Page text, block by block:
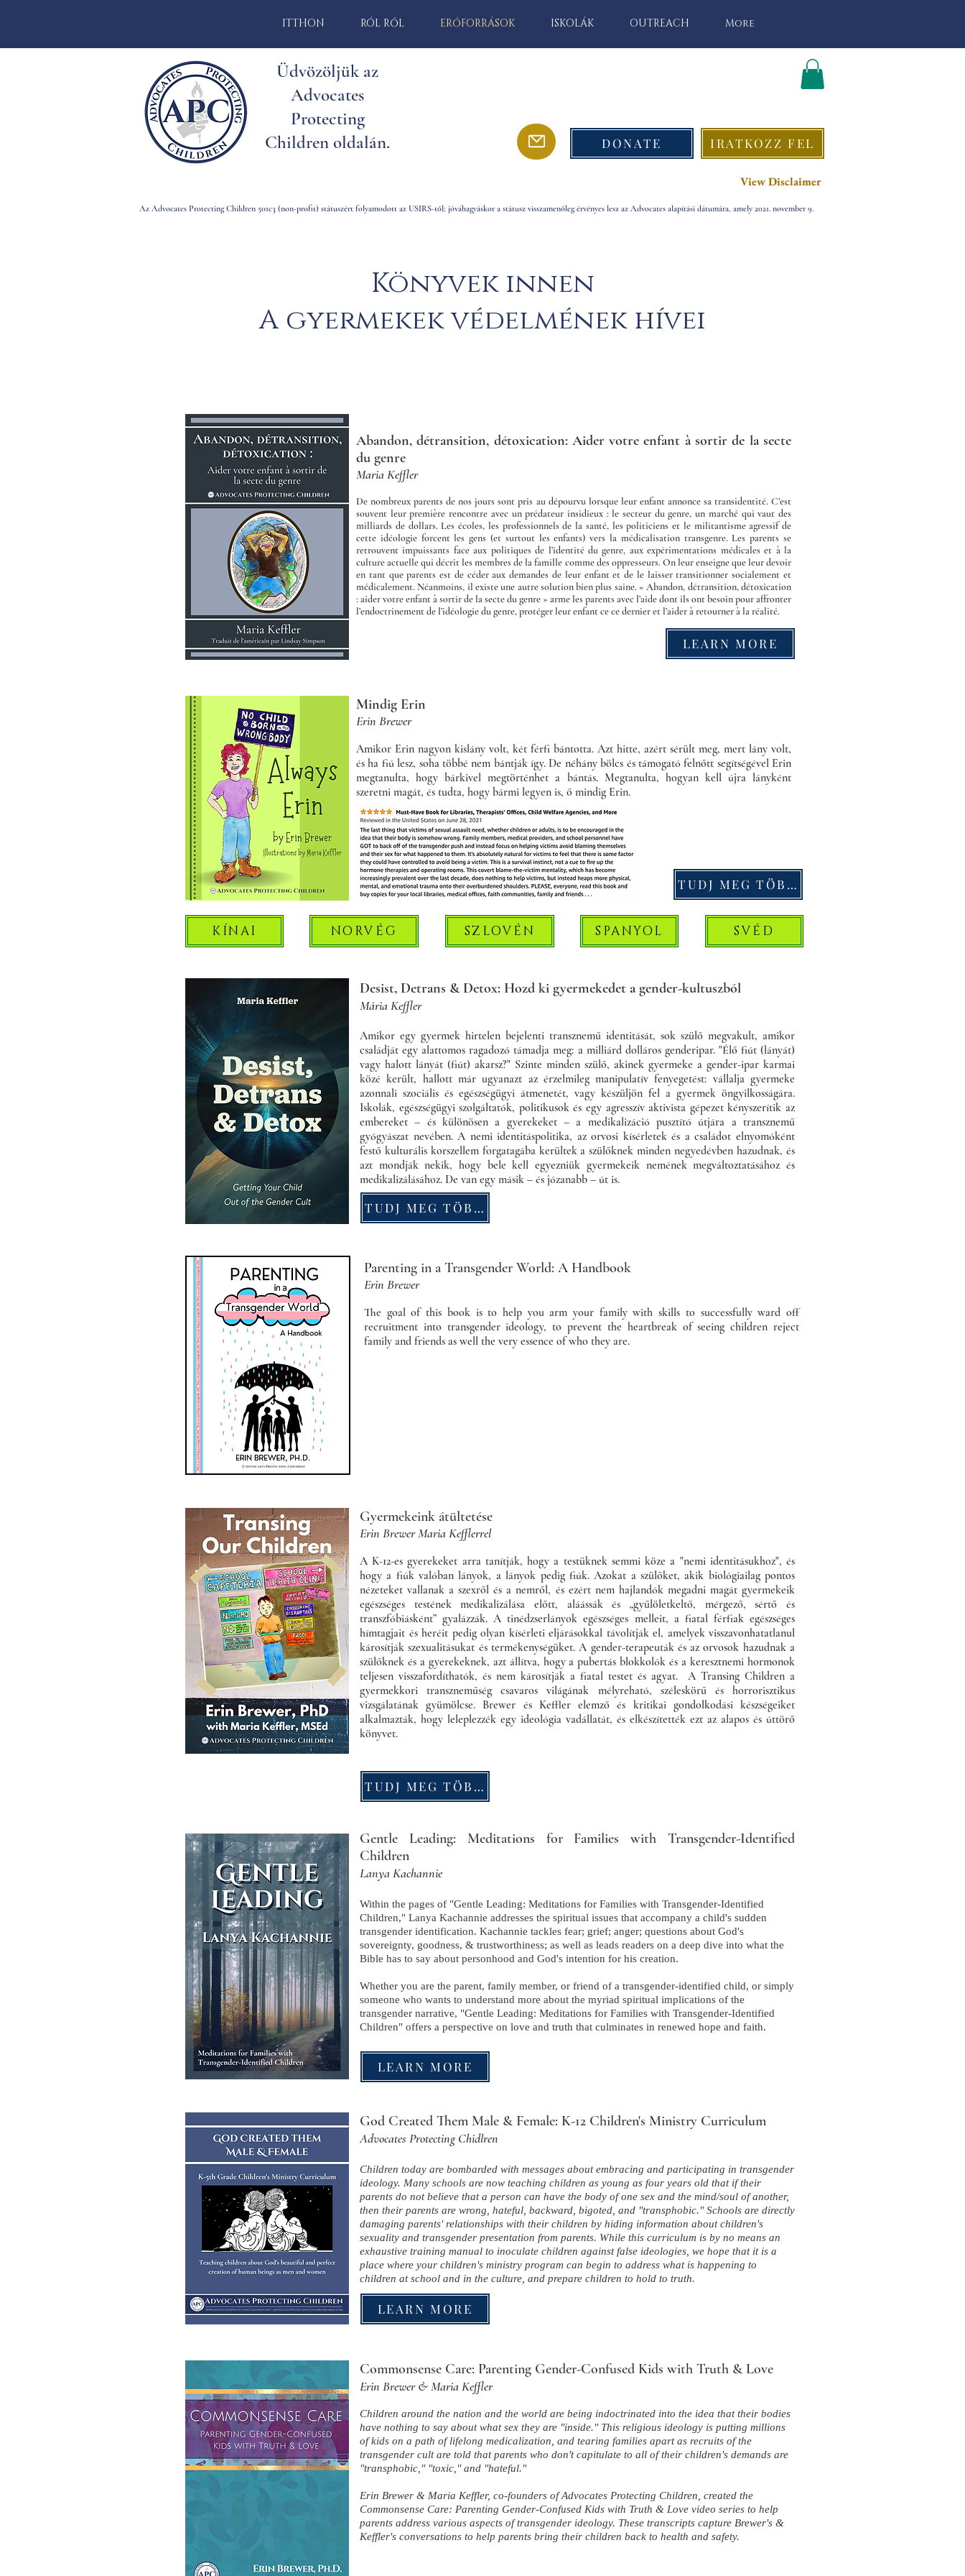
ITTHON RÓL RŐL ERŐFORRÁSOK ISKOLÁK OUTREACH More
Üdvözöljük az
Advocates
Protecting
Children oldalán.
DONATE IRATKOZZ FEL
View Disclaimer
Az Advocates Protecting Children 501c3 (non-profit) státuszért folyamodott az USIRS-től; jóváhagyáskor a státusz visszamenőleg érvényes lesz az Advocates alapítási dátumára, amely 2021. november 9.
Könyvek innen
A gyermekek védelmének hívei
Abandon, détransition, détoxication: Aider votre enfant à sortir de la secte
du genre
Maria Keffler
De nombreux parents de nos jours sont pris au dépourvu lorsque leur enfant annonce sa transidentité. C’est
souvent leur première rencontre avec un prédateur insidieux : le secteur du genre, un marché qui vaut des
milliards de dollars. Les écoles, les professionnels de la santé, les politiciens et le militantisme agressif de
cette idéologie forcent les gens (et surtout les enfants) vers la médicalisation transgenre. Les parents se
retrouvent impuissants face aux politiques de l’identité du genre, aux expérimentations médicales et à la
culture actuelle qui décrit les membres de la famille comme des oppresseurs. On leur enseigne que leur devoir
en tant que parents est de céder aux demandes de leur enfant et de le laisser transitionner socialement et
médicalement. Néanmoins, il existe une autre solution bien plus saine. « Abandon, détransition, détoxication
: aider votre enfant à sortir de la secte du genre » arme les parents avec l’aide dont ils ont besoin pour affronter
l’endoctrinement de l’idéologie du genre, protéger leur enfant ce ce dernier et l’aider à retourner à la réalité.
LEARN MORE
TUDJ MEG TÖBBET
Mindig Erin
Erin Brewer
Amikor Erin nagyon kislány volt, két férfi bántotta. Azt hitte, azért sérült meg, mert lány volt,
és ha fiú lesz, soha többé nem bántják így. De néhány bölcs és támogató felnőtt segítségével Erin
megtanulta, hogy bárkivel megtörténhet a bántás. Megtanulta, hogyan kell újra lányként
szeretni magát, és tudta, hogy bármi legyen is, ő mindig Erin.
KÍNAI NORVÉG SZLOVÉN SPANYOL SVÉD
Desist, Detrans & Detox: Hozd ki gyermekedet a gender-kultuszból
Mária Keffler
Amikor egy gyermek hirtelen bejelenti transznemű identitását, sok szülő megvakult, amikor
családját egy alattomos ragadozó támadja meg: a milliárd dolláros genderipar. "Élő fiút (lányát)
vagy halott lányát (fiút) akarsz?" Szinte minden szülő, akinek gyermeke a gender-ipar karmai
közé került, hallott már ugyanazt az érzelmileg manipulatív fenyegetést: vállalja gyermeke
azonnali szociális és egészségügyi átmenetét, vagy készüljön fel a gyermek öngyilkosságára.
Iskolák, egészségügyi szolgáltatók, politikusok és egy agresszív aktivista gépezet kényszerítik az
embereket – és különösen a gyerekeket – a medikalizáció pusztító útjára a transznemű
gyógyászat nevében. A nemi identitáspolitika, az orvosi kísérletek és a családot elnyomóként
festő kulturális korszellem forgatagába kerültek a szülőknek minden negyedévben hazudnak, és
azt mondják nekik, hogy bele kell egyezniük gyermekeik nemének megváltoztatásához és
medikalizálásához. De van egy másik – és józanabb – út is.
TUDJ MEG TÖBBET
Parenting in a Transgender World: A Handbook
Erin Brewer
The goal of this book is to help you arm your family with skills to successfully ward off
recruitment into transgender ideology, to prevent the heartbreak of seeing children reject
family and friends as well the very essence of who they are.
Gyermekeink átültetése
Erin Brewer Maria Kefflerrel
A K-12-es gyerekeket arra tanítják, hogy a testüknek semmi köze a "nemi identitásukhoz", és
hogy a fiúk valóban lányok, a lányok pedig fiúk. Azokat a szülőket, akik biológiailag pontos
nézeteket vallanak a szexről és a nemről, és ezért nem hajlandók megadni magát gyermekeik
egészséges testének medikalizálása előtt, aláássák és „gyűlöletkeltő, mérgező, sértő és
transzfóbiásként” gyalázzák. A tinédzserlányok egészséges melleit, a fiatal férfiak egészséges
hímtagjait és heréit pedig olyan kísérleti eljárásokkal távolítják el, amelyek visszavonhatatlanul
károsítják szexualitásukat és termékenységüket. A gender-terapeuták és az orvosok hazudnak a
szülőknek és a gyerekeknek, azt állítva, hogy a pubertás blokkolók és a keresztnemi hormonok
teljesen visszafordíthatók, és nem károsítják a fiatal testet és agyat.
A Transing Children a
gyermekkori transzneműség csavaros világának mélyreható, széleskörű és horrorisztikus
vizsgálatának gyümölcse. Brewer és Keffler elemző és kritikai gondolkodási készségeiket
alkalmazták, hogy leleplezzék egy ideológia vadállatát, és elkészítették ezt az alapos és úttörő
könyvet.
TUDJ MEG TÖBBET
Gentle Leading: Meditations for Families with Transgender-Identified
Children
Lanya Kachannie
Within the pages of "Gentle Leading: Meditations for Families with Transgender-Identified
Children," Lanya Kachannie addresses the spiritual issues that accompany a child's sudden
transgender identification. Kachannie tackles fear; grief; anger; questions about God's
sovereignty, goodness, & trustworthiness; as well as leads readers on a deep dive into what the
Bible has to say about personhood and God's intention for his creation.
Whether you are the parent, family member, or friend of a transgender-identified child, or simply
someone who wants to understand more about the myriad spiritual implications of the
transgender narrative, "Gentle Leading: Meditations for Families with Transgender-Identified
Children" offers a perspective on love and truth that culminates in renewed hope and faith.
LEARN MORE
God Created Them Male & Female: K-12 Children's Ministry Curriculum
Advocates Protecting Chidlren
Children today are bombarded with messages about embracing and participating in transgender
ideology. Many schools are now teaching children as young as four years old that if their
parents do not believe that a person can have the body of one sex and the mind/soul of another,
then their parents are wrong, hateful, backward, bigoted, and "transphobic." Schools are directly
damaging parents' relationships with their children by hiding information about children's
sexuality and transgender presentation from parents. While this curriculum is by no means an
exhaustive training manual to inoculate children against false ideologies, we hope that it is a
place where your children's ministry program can begin to address what is happening to
children at school and in the culture, and prepare children to hold to truth.
LEARN MORE
Commonsense Care: Parenting Gender-Confused Kids with Truth & Love
Erin Brewer & Maria Keffler
Children around the nation and the world are being indoctrinated into the idea that their bodies
have nothing to say about what sex they are "inside." This religious ideology is putting millions
of kids on a path of lifelong medicalization, and tearing families apart as recruits of the
transgender cult are told that parents who don't capitulate to all of their children's demands are
"transphobic," "toxic," and "hateful."
Erin Brewer & Maria Keffler, co-founders of Advocates Protecting Children, created the
Commonsense Care: Parenting Gender-Confused Kids with Truth & Love video series to help
parents address various aspects of transgender ideology. These transcripts capture Brewer's &
Keffler's conversations to help parents bring their children back to health and safety.